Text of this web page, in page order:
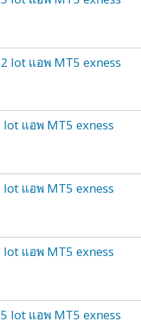
lot แอพ MT5 exness
lot แอพ MT5 exness
lot แอพ MT5 exness
lot แอพ MT5 exness
lot แอพ MT5 exness